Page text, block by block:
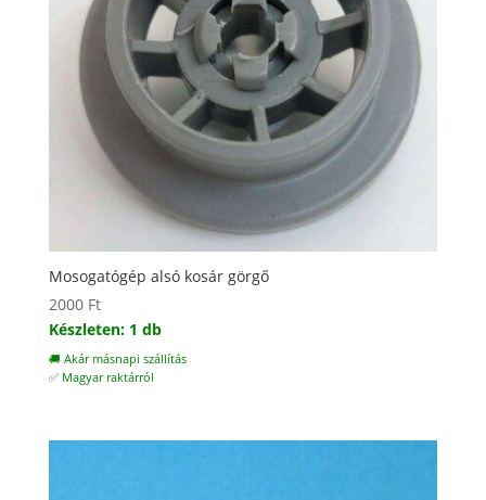
Mosogatógép alsó kosár görgő
2000 Ft
Készleten: 1 db
🚚 Akár másnapi szállítás
✅ Magyar raktárról